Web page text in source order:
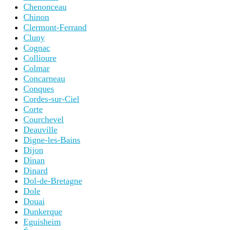
Chenonceau
Chinon
Clermont-Ferrand
Cluny
Cognac
Collioure
Colmar
Concarneau
Conques
Cordes-sur-Ciel
Corte
Courchevel
Deauville
Digne-les-Bains
Dijon
Dinan
Dinard
Dol-de-Bretagne
Dole
Douai
Dunkerque
Eguisheim